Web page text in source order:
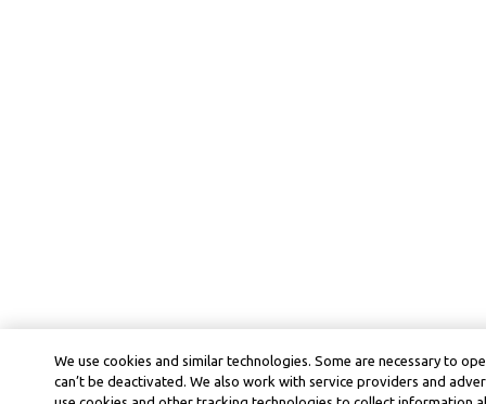
We use cookies and similar technologies. Some are necessary to
can’t be deactivated. We also work with service providers and